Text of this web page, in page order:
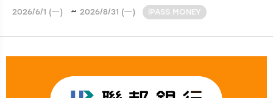
2026/6/1 (一) ~ 2026/8/31 (一) iPASS MONEY